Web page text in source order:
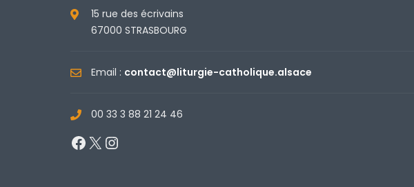
15 rue des écrivains
67000 STRASBOURG
Email : contact@liturgie-catholique.alsace
00 33 3 88 21 24 46
Facebook
X